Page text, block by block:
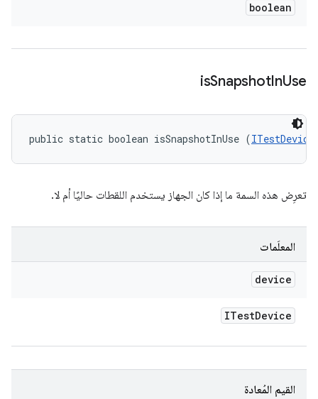
boolean
isSnapshotInUse
public static boolean isSnapshotInUse (ITestDevice
تعرِض هذه السمة ما إذا كان الجهاز يستخدم اللقطات حاليًا أم لا.
المعلَمات
device
ITestDevice
القيم المُعادة